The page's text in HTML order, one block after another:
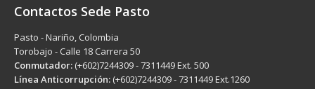
Contactos Sede Pasto
Pasto - Nariño, Colombia
Torobajo - Calle 18 Carrera 50
Conmutador: (+602)7244309 - 7311449 Ext. 500
Línea Anticorrupción: (+602)7244309 - 7311449 Ext.1260